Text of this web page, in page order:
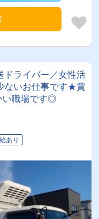
ライバー／女性活
ないお仕事です★賞
い職場です◎
あり